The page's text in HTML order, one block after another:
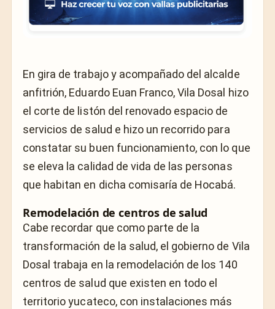
En gira de trabajo y acompañado del alcalde
anfitrión, Eduardo Euan Franco, Vila Dosal hizo
el corte de listón del renovado espacio de
servicios de salud e hizo un recorrido para
constatar su buen funcionamiento, con lo que
se eleva la calidad de vida de las personas
que habitan en dicha comisaría de Hocabá.
Remodelación de centros de salud
Cabe recordar que como parte de la
transformación de la salud, el gobierno de Vila
Dosal trabaja en la remodelación de los 140
centros de salud que existen en todo el
territorio yucateco, con instalaciones más